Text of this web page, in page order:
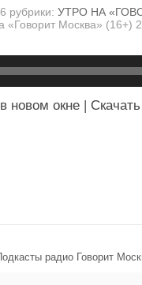
рубрики: УТРО НА
«Говорит Москва» (16+)
новом окне | Скачать
радио Говорит